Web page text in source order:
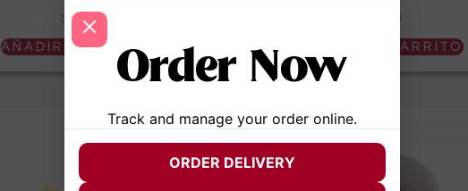
$4.50
AÑADIR AL CARRITO
4.50
AÑADIR AL CARRITO
Order Now
Track and manage your order online.
ORDER DELIVERY